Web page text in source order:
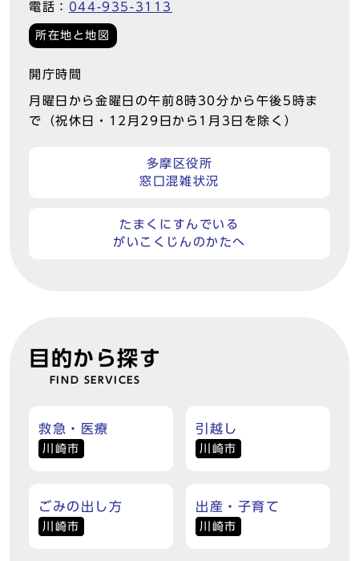
電話： 044-935-3113
所在地と地図
開庁時間
月曜日から金曜日の午前8時30分から午後5時ま
で（祝休日・12月29日から1月3日を除く）
多摩区役所
窓口混雑状況
たまくにすんでいる
がいこくじんのかたへ
目的から探す
FIND SERVICES
救急・医療
川崎市
引越し
川崎市
ごみの出し方
川崎市
出産・子育て
川崎市